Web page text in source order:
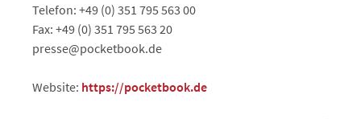
Telefon: +49 (0) 351 795 563 00
Fax: +49 (0) 351 795 563 20
presse@pocketbook.de
Website: https://pocketbook.de